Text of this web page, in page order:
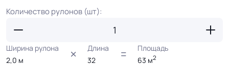
Количество рулонов (шт):
Ширина рулона
2,0 м
Длина
32
Площадь
63 м2